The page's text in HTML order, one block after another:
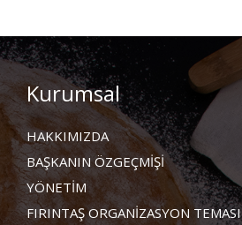
Kurumsal
HAKKIMIZDA
BAŞKANIN ÖZGEÇMİŞİ
YÖNETİM
FIRINTAŞ ORGANİZASYON TEMASI